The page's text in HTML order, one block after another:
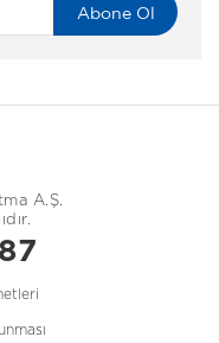
Abone Ol
A.Ş.